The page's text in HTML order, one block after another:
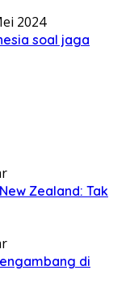
2024
soal jaga
Zealand: Tak
di